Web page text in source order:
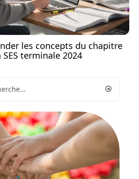
les concepts du chapitre
SES terminale 2024